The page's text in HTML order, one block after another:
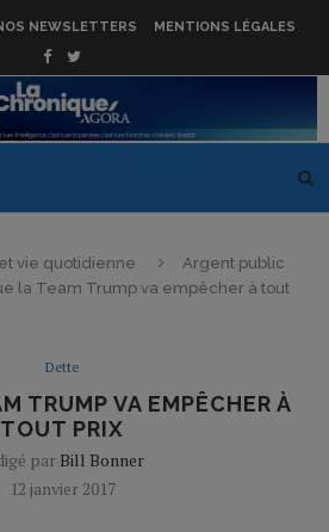
NEWSLETTERS MENTIONS LÉGALES
vie quotidienne
Argent public
la Team Trump va empêcher à tout
Dette
TRUMP VA EMPÊCHER À
TOUT PRIX
par Bill Bonner
12 janvier 2017